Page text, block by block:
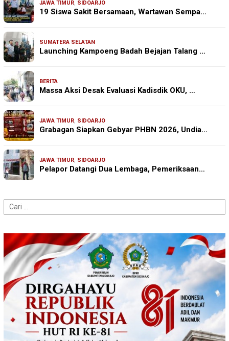
JAWA TIMUR SIDOARJO
19 Siswa Sakit Bersamaan, Wartawan Sempa…
SUMATERA SELATAN
Launching Kampoeng Badah Bejajan Talang …
BERITA
Massa Aksi Desak Evaluasi Kadisdik OKU, …
JAWA TIMUR SIDOARJO
Grabagan Siapkan Gebyar PHBN 2026, Undia…
JAWA TIMUR SIDOARJO
Pelapor Datangi Dua Lembaga, Pemeriksaan…
Cari
untuk: